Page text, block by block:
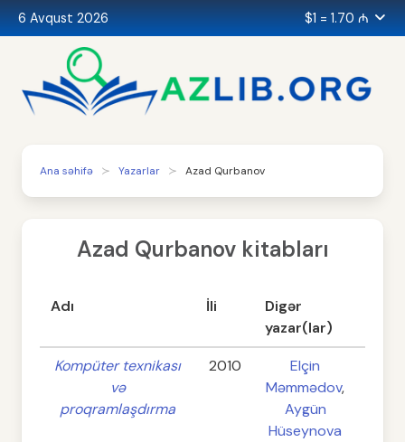
6 Avqust 2026 $1 = 1.70 ₼
Ana səhifə Yazarlar Azad Qurbanov
Azad Qurbanov kitabları
Adı İli
Digər
yazar(lar)
Kompüter texnikası
və
proqramlaşdırma
2010
Elçin
Məmmədov,
Aygün
Hüseynova